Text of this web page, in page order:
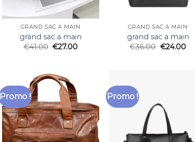
GRAND SAC A MAIN
grand sac a main
€41.00 €27.00
GRAND SAC A MAIN
grand sac a main
€36.00 €24.00
Promo ! Promo !